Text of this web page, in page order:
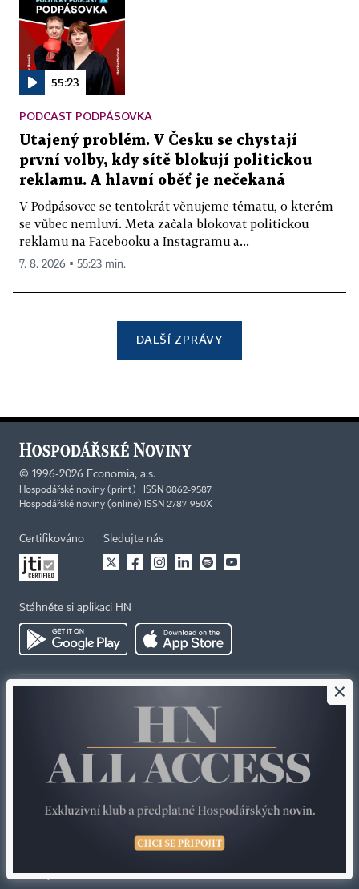
55:23
PODCAST PODPÁSOVKA
Utajený problém. V Česku se chystají
první volby, kdy sítě blokují politickou
reklamu. A hlavní oběť je nečekaná
V Podpásovce se tentokrát věnujeme tématu, o kterém
se vůbec nemluví. Meta začala blokovat politickou
reklamu na Facebooku a Instagramu a...
7. 8. 2026 ▪ 55:23 min.
DALŠÍ ZPRÁVY
© 1996-2026 Economia, a.s.
Hospodářské noviny (print) ISSN 0862-9587
Hospodářské noviny (online) ISSN 2787-950X
Certifikováno Sledujte nás
Stáhněte si aplikaci HN
Economia
Kariéra v HN
Ceník inzerce
Ochrana osobních údajů
Prohlášení o cookies
Nastavení soukromí
Všeobecné smluvní podmínky
Koupit / darovat předplatné
Eventy
×